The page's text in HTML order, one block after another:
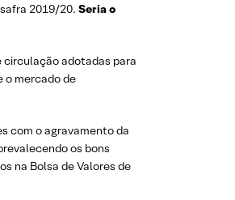
2019/20. Seria o
circulação adotadas para
o mercado de
com o agravamento da
os bons
na Bolsa de Valores de